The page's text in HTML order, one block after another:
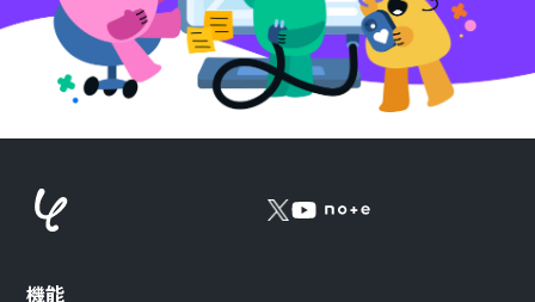
機能